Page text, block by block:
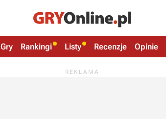
Gry Rankingi Listy Recenzje Opinie